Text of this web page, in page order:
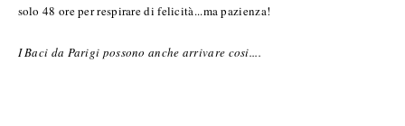
solo 48 ore per respirare di felicità...ma pazienza!
I Baci da Parigi possono anche arrivare cosi....